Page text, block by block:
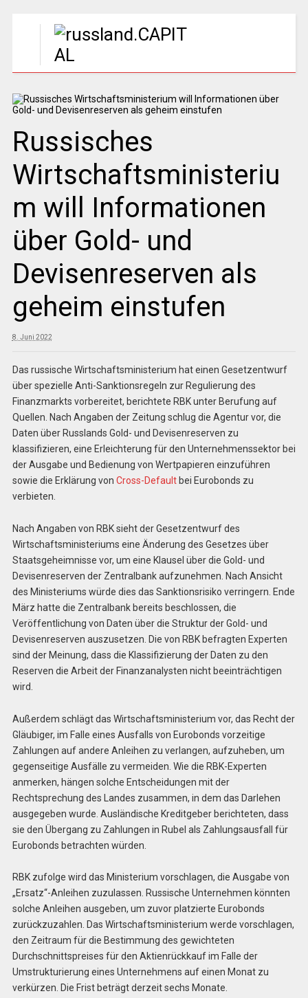
Russisches
Wirtschaftsministeriu
m will Informationen
über Gold- und
Devisenreserven als
geheim einstufen
8. Juni 2022
Das russische Wirtschaftsministerium hat einen Gesetzentwurf
über spezielle Anti-Sanktionsregeln zur Regulierung des
Finanzmarkts vorbereitet, berichtete RBK unter Berufung auf
Quellen. Nach Angaben der Zeitung schlug die Agentur vor, die
Daten über Russlands Gold- und Devisenreserven zu
klassifizieren, eine Erleichterung für den Unternehmenssektor bei
der Ausgabe und Bedienung von Wertpapieren einzuführen
sowie die Erklärung von Cross-Defaultbei Eurobonds zu
verbieten.
Nach Angaben von RBK sieht der Gesetzentwurf des
Wirtschaftsministeriums eine Änderung des Gesetzes über
Staatsgeheimnisse vor, um eine Klausel über die Gold- und
Devisenreserven der Zentralbank aufzunehmen. Nach Ansicht
des Ministeriums würde dies das Sanktionsrisiko verringern. Ende
März hatte die Zentralbank bereits beschlossen, die
Veröffentlichung von Daten über die Struktur der Gold- und
Devisenreserven auszusetzen. Die von RBK befragten Experten
sind der Meinung, dass die Klassifizierung der Daten zu den
Reserven die Arbeit der Finanzanalysten nicht beeinträchtigen
wird.
Außerdem schlägt das Wirtschaftsministerium vor, das Recht der
Gläubiger, im Falle eines Ausfalls von Eurobonds vorzeitige
Zahlungen auf andere Anleihen zu verlangen, aufzuheben, um
gegenseitige Ausfälle zu vermeiden. Wie die RBK-Experten
anmerken, hängen solche Entscheidungen mit der
Rechtsprechung des Landes zusammen, in dem das Darlehen
ausgegeben wurde. Ausländische Kreditgeber berichteten, dass
sie den Übergang zu Zahlungen in Rubel als Zahlungsausfall für
Eurobonds betrachten würden.
RBK zufolge wird das Ministerium vorschlagen, die Ausgabe von
„Ersatz“-Anleihen zuzulassen. Russische Unternehmen könnten
solche Anleihen ausgeben, um zuvor platzierte Eurobonds
zurückzuzahlen. Das Wirtschaftsministerium werde vorschlagen,
den Zeitraum für die Bestimmung des gewichteten
Durchschnittspreises für den Aktienrückkauf im Falle der
Umstrukturierung eines Unternehmens auf einen Monat zu
verkürzen. Die Frist beträgt derzeit sechs Monate.